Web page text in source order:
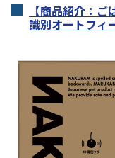
【商品紹介：
識別オートフィ